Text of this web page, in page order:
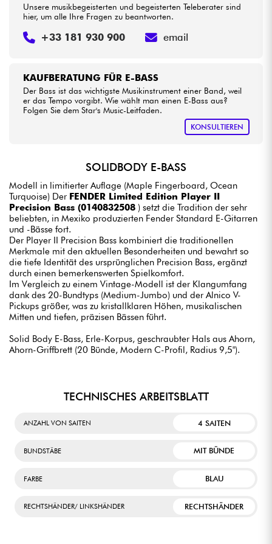
KAUFBERATUNG FÜR E-BASS
Der Bass ist das wichtigste Musikinstrument einer Band, weil
er das Tempo vorgibt. Wie wählt man einen E-Bass aus?
Folgen Sie dem Star's Music-Leitfaden.
KONSULTIEREN
Unsere musikbegeisterten und begeisterten Teleberater sind
hier, um alle Ihre Fragen zu beantworten.
+33 181 930 900 email
SOLIDBODY E-BASS
Modell in limitierter Auflage (Maple Fingerboard, Ocean
Turquoise) Der FENDER Limited Edition Player II
Precision Bass (0140832508 ) setzt die Tradition der sehr
beliebten, in Mexiko produzierten Fender Standard E-Gitarren
und -Bässe fort.
Der Player II Precision Bass kombiniert die traditionellen
Merkmale mit den aktuellen Besonderheiten und bewahrt so
die tiefe Identität des ursprünglichen Precision Bass, ergänzt
durch einen bemerkenswerten Spielkomfort.
Im Vergleich zu einem Vintage-Modell ist der Klangumfang
dank des 20-Bundtyps (Medium-Jumbo) und der Alnico V-
Pickups größer, was zu kristallklaren Höhen, musikalischen
Mitten und tiefen, präzisen Bässen führt.
Solid Body E-Bass, Erle-Korpus, geschraubter Hals aus Ahorn,
Ahorn-Griffbrett (20 Bünde, Modern C-Profil, Radius 9,5").
TECHNISCHES ARBEITSBLATT
ANZAHL VON SAITEN 4 SAITEN
BUNDSTÄBE MIT BÜNDE
FARBE BLAU
RECHTSHÄNDER/ LINKSHÄNDER RECHTSHÄNDER